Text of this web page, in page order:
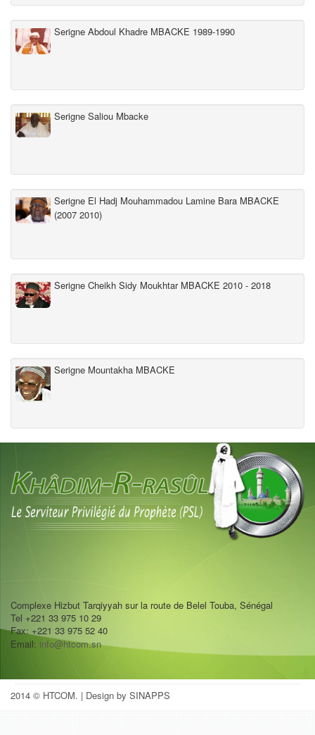
Serigne Abdoul Khadre MBACKE 1989-1990
Serigne Saliou Mbacke
Serigne El Hadj Mouhammadou Lamine Bara MBACKE
(2007 2010)
Serigne Cheikh Sidy Moukhtar MBACKE 2010 - 2018
Serigne Mountakha MBACKE
Complexe Hizbut Tarqiyyah sur la route de Belel Touba, Sénégal
Tel +221 33 975 10 29
Fax: +221 33 975 52 40
Email: info@htcom.sn
2014 © HTCOM. | Design by SINAPPS